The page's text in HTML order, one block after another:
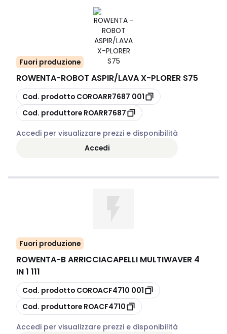
Fuori produzione
ROWENTA-ROBOT ASPIR/LAVA X-PLORER S75
copia
Cod. prodotto
COROARR7687 001
copia
Cod. produttore ROARR7687
Accedi per visualizzare prezzi e disponibilità
Accedi
Fuori produzione
ROWENTA-B ARRICCIACAPELLI MULTIWAVER 4
IN 1 111
copia
Cod. prodotto
COROACF4710 001
copia
Cod. produttore ROACF4710
Accedi per visualizzare prezzi e disponibilità